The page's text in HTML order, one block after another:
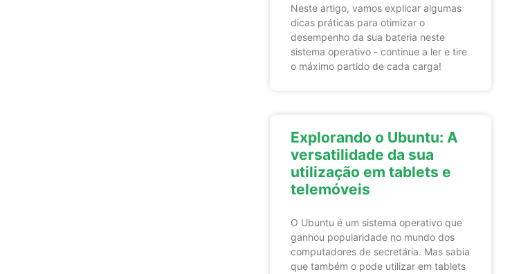
Neste artigo, vamos explicar algumas
dicas práticas para otimizar o
desempenho da sua bateria neste
sistema operativo - continue a ler e tire
o máximo partido de cada carga!
Explorando o Ubuntu: A
versatilidade da sua
utilização em tablets e
telemóveis
O Ubuntu é um sistema operativo que
ganhou popularidade no mundo dos
computadores de secretária. Mas sabia
que também o pode utilizar em tablets